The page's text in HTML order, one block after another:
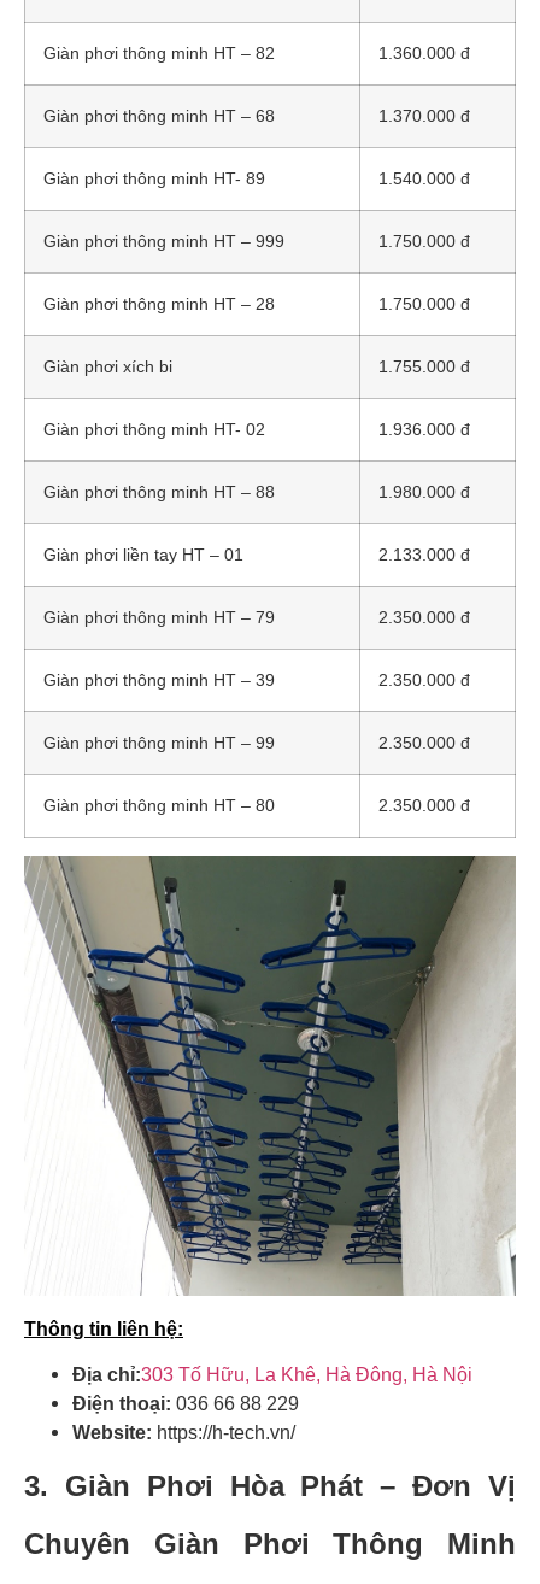
Giàn phơi thông minh HT – 82 1.360.000 đ
Giàn phơi thông minh HT – 68 1.370.000 đ
Giàn phơi thông minh HT- 89 1.540.000 đ
Giàn phơi thông minh HT – 999 1.750.000 đ
Giàn phơi thông minh HT – 28 1.750.000 đ
Giàn phơi xích bi 1.755.000 đ
Giàn phơi thông minh HT- 02 1.936.000 đ
Giàn phơi thông minh HT – 88 1.980.000 đ
Giàn phơi liền tay HT – 01 2.133.000 đ
Giàn phơi thông minh HT – 79 2.350.000 đ
Giàn phơi thông minh HT – 39 2.350.000 đ
Giàn phơi thông minh HT – 99 2.350.000 đ
Giàn phơi thông minh HT – 80 2.350.000 đ
Thông tin liên hệ:
Địa chỉ:303 Tố Hữu, La Khê, Hà Đông, Hà Nội
Điện thoại: 036 66 88 229
Website: https://h-tech.vn/
3. Giàn Phơi Hòa Phát – Đơn Vị
Chuyên Giàn Phơi Thông Minh